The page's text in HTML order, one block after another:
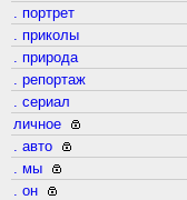
. портрет
. приколы
. природа
. репортаж
. сериал
личное
. авто
. мы
. он